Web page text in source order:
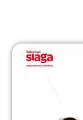
Gratis Pasang